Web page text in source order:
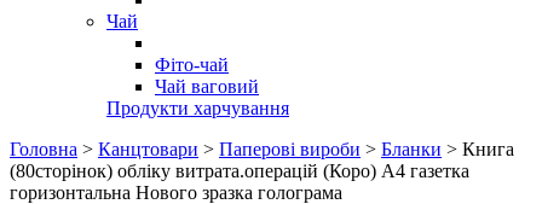
Чай
Фіто-чай
Чай ваговий
Продукти харчування
Головна > Канцтовари > Паперові вироби > Бланки > Книга
(80сторінок) обліку витрата.операцій (Коро) А4 газетка
горизонтальна Нового зразка голограма